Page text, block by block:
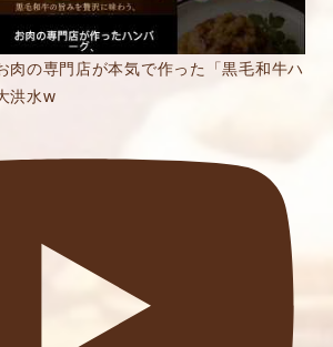
の専門店が本気で作った「黒毛和牛ハ
洪水w